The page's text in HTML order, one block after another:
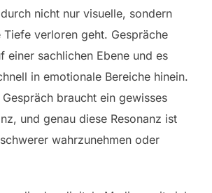
nicht nur visuelle, sondern
Tiefe verloren geht. Gespräche
einer sachlichen Ebene und es
in emotionale Bereiche hinein.
braucht ein gewisses
und genau diese Resonanz ist
wahrzunehmen oder